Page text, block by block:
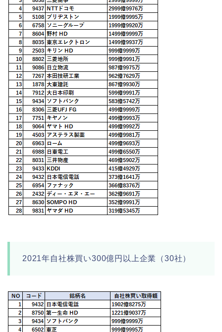
2021年自社株買い300億円以上企業（30社）